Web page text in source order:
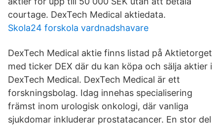
courtage. DexTech Medical aktiedata.
Skola24 forskola vardnadshavare
DexTech Medical aktie finns listad på Aktietorget
med ticker DEX där du kan köpa och sälja aktier i
DexTech Medical. DexTech Medical är ett
forskningsbolag. Idag innehas specialisering
främst inom urologisk onkologi, där vanliga
sjukdomar inkluderar prostatacancer. En stor del